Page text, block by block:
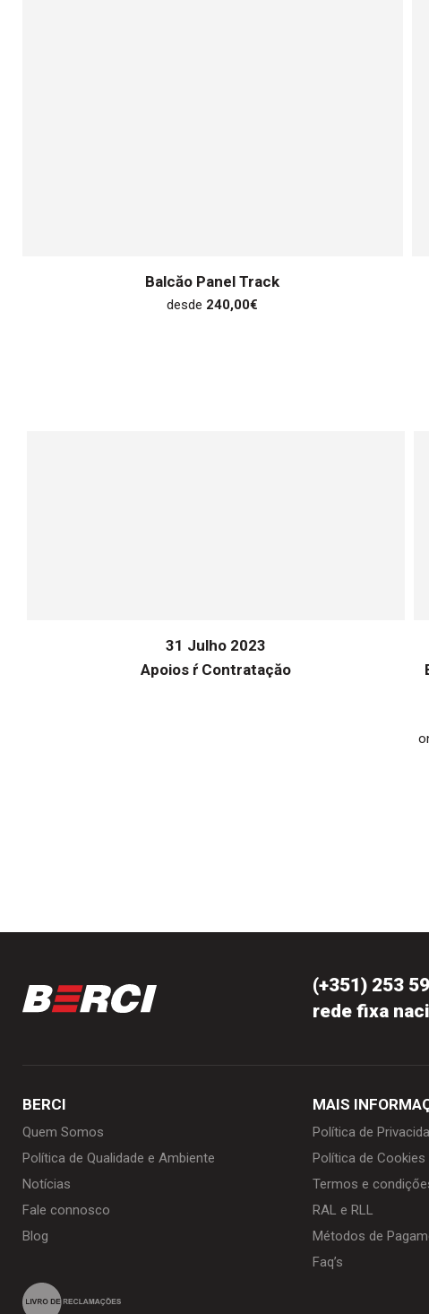
Balcăo Panel Track
desde 240,00€
31 Julho 2023
Apoios ŕ Contrataçăo
(+351) 253
rede fixa
BERCI
Quem Somos
Política de Qualidade e Ambiente
Notícias
Fale connosco
Blog
MAIS
Política de
Política de Cookies
Termos e
RAL e RLL
Métodos de
Faq’s